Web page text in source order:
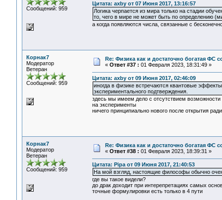
Сообщений: 959
Цитата: axby от 07 Июня 2017, 13:16:57
Логика черпается из мира только на стадии
то, чего в мире не может быть по определению
а когда появляются числа, связанные с
Корнак7
Модератор
Ветеран
Сообщений: 959
Re: Физика как и достаточно богатая ФС
« Ответ #37 : 01 Февраля 2023, 18:31:49 »
Цитата: axby от 09 Июня 2017, 02:46:09
иногда в физике встречаются квантовые
экспериментального подтверждения.
здесь мы имеем дело с отсутствием
на эксперименты
ничего принципиально нового после открытия
Корнак7
Модератор
Ветеран
Сообщений: 959
Re: Физика как и достаточно богатая ФС
« Ответ #38 : 01 Февраля 2023, 18:39:31 »
Цитата: Pipa от 09 Июня 2017, 21:40:53
На мой взгляд, настоящие философы обычно
где вы такое видели?
до драк доходит при интерепретациях самых
точные формулировки есть только в 4 пути